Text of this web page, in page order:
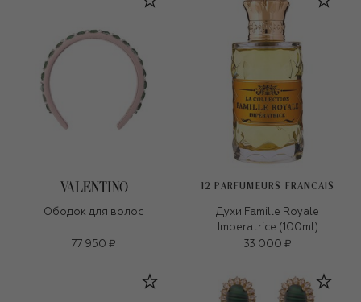
Ободок для волос
77 950 ₽
12 PARFUMEURS FRANCAIS
Духи Famille Royale
Imperatrice (100ml)
33 000 ₽